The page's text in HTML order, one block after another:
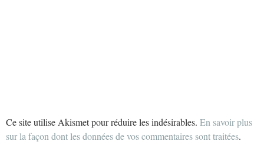
Ce site utilise Akismet pour réduire les indésirables. En savoir plus
sur la façon dont les données de vos commentaires sont traitées.